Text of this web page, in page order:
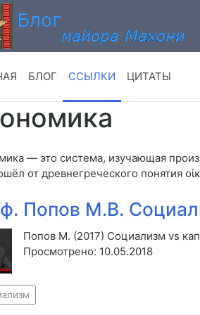
БЛОГ ССЫЛКИ ЦИТАТЫ
— это система, изучающая
от древнегреческого понятия
Попов М.В.
Попов М. (2017) Социализм vs
Просмотрено: 10.05.2018